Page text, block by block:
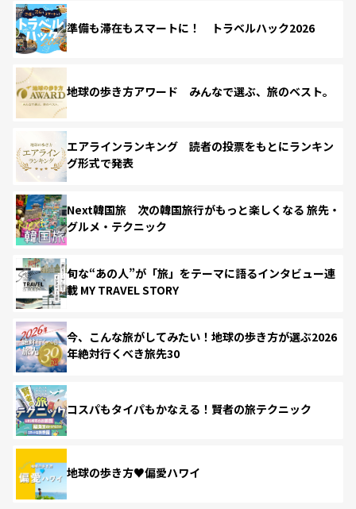
準備も滞在もスマートに！ トラベルハック2026
地球の歩き方アワード みんなで選ぶ、旅のベスト。
エアラインランキング 読者の投票をもとにランキン
グ形式で発表
Next韓国旅 次の韓国旅行がもっと楽しくなる 旅先・
グルメ・テクニック
旬な“あの人”が「旅」をテーマに語るインタビュー連
載 MY TRAVEL STORY
今、こんな旅がしてみたい！地球の歩き方が選ぶ2026
年絶対行くべき旅先30
コスパもタイパもかなえる！賢者の旅テクニック
地球の歩き方♥偏愛ハワイ